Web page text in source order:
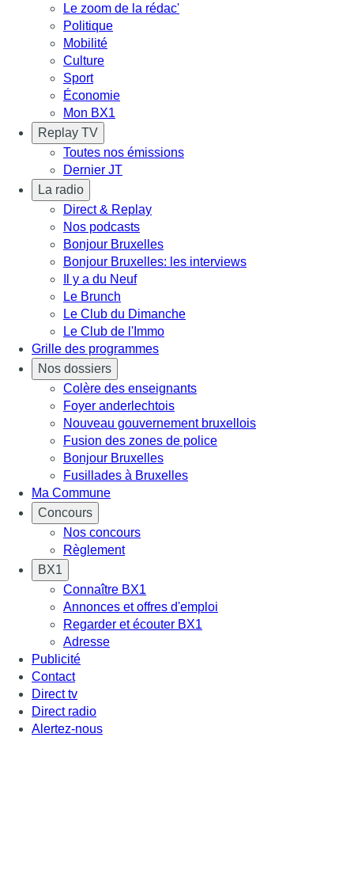
Le zoom de la rédac'
Politique
Mobilité
Culture
Sport
Économie
Mon BX1
Replay TV
Toutes nos émissions
Dernier JT
La radio
Direct & Replay
Nos podcasts
Bonjour Bruxelles
Bonjour Bruxelles: les interviews
Il y a du Neuf
Le Brunch
Le Club du Dimanche
Le Club de l'Immo
Grille des programmes
Nos dossiers
Colère des enseignants
Foyer anderlechtois
Nouveau gouvernement bruxellois
Fusion des zones de police
Bonjour Bruxelles
Fusillades à Bruxelles
Ma Commune
Concours
Nos concours
Règlement
BX1
Connaître BX1
Annonces et offres d'emploi
Regarder et écouter BX1
Adresse
Publicité
Contact
Direct tv
Direct radio
Alertez-nous